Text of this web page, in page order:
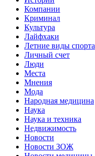
Компании
Криминал
Культура
Лайфхаки
Летние виды спорта
Личный счет
Люди
Места
Мнения
Мода
Народная медицина
Наука
Наука и техника
Недвижимость
Новости
Новости ЗОЖ